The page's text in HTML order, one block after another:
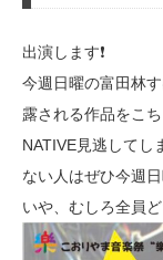
出演します❗️
今週日曜の富田林
露される作品をこ
NATIVE見逃してし
ない人はぜひ今週
いや、むしろ全員